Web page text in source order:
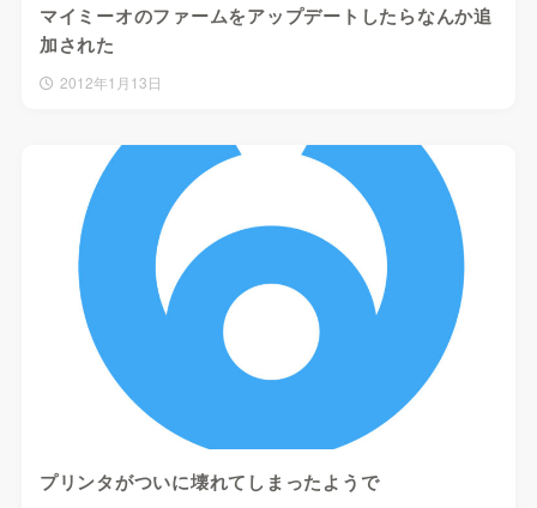
マイミーオのファームをアップデートしたらなんか追
加された
2012年1月13日
プリンタがついに壊れてしまったようで